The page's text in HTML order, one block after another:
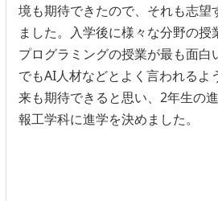
境も期待できたので、それも志望
ました。入学後に様々な分野の授
プログラミングの授業が最も面白
でもAI人材などとよく言われるよ
来も期待できると思い、2年生の
報工学科に進学を決めました。